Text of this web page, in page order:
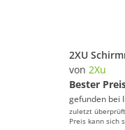
2XU
von 2Xu
Bester
gefunden bei
zuletzt
Preis kann sich